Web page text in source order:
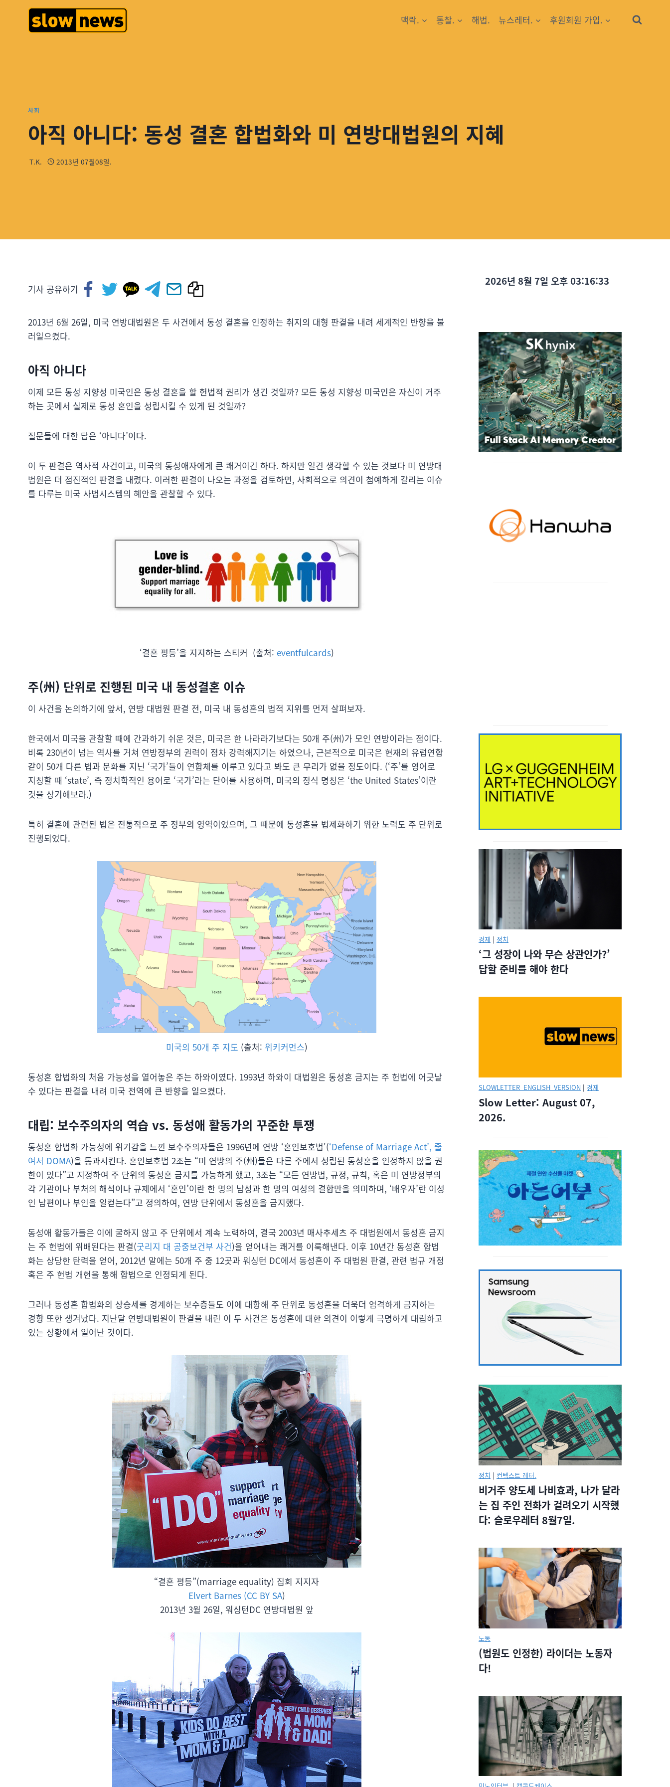
맥락. 통찰. 해법. 뉴스레터. 후원회원 가입.
사회
아직 아니다: 동성 결혼 합법화와 미 연방대법원의 지혜
T.K. 2013년 07월08일.
기사 공유하기
2013년 6월 26일, 미국 연방대법원은 두 사건에서 동성 결혼을 인정하는 취지의 대형 판결을 내려 세계적인 반향을 불
러일으켰다.
아직 아니다
이제 모든 동성 지향성 미국인은 동성 결혼을 할 헌법적 권리가 생긴 것일까? 모든 동성 지향성 미국인은 자신이 거주
하는 곳에서 실제로 동성 혼인을 성립시킬 수 있게 된 것일까?
질문들에 대한 답은 ‘아니다’이다.
이 두 판결은 역사적 사건이고, 미국의 동성애자에게 큰 쾌거이긴 하다. 하지만 일견 생각할 수 있는 것보다 미 연방대
법원은 더 점진적인 판결을 내렸다. 이러한 판결이 나오는 과정을 검토하면, 사회적으로 의견이 첨예하게 갈리는 이슈
를 다루는 미국 사법시스템의 혜안을 관찰할 수 있다.
‘결혼 평등’을 지지하는 스티커 (출처: eventfulcards)
주(州) 단위로 진행된 미국 내 동성결혼 이슈
이 사건을 논의하기에 앞서, 연방 대법원 판결 전, 미국 내 동성혼의 법적 지위를 먼저 살펴보자.
한국에서 미국을 관찰할 때에 간과하기 쉬운 것은, 미국은 한 나라라기보다는 50개 주(州)가 모인 연방이라는 점이다.
비록 230년이 넘는 역사를 거쳐 연방정부의 권력이 점차 강력해지기는 하였으나, 근본적으로 미국은 현재의 유럽연합
같이 50개 다른 법과 문화를 지닌 ‘국가’들이 연합체를 이루고 있다고 봐도 큰 무리가 없을 정도이다. (‘주’를 영어로
지칭할 때 ‘state’, 즉 정치학적인 용어로 ‘국가’라는 단어를 사용하며, 미국의 정식 명칭은 ‘the United States’이란
것을 상기해보라.)
특히 결혼에 관련된 법은 전통적으로 주 정부의 영역이었으며, 그 때문에 동성혼을 법제화하기 위한 노력도 주 단위로
진행되었다.
미국의 50개 주 지도 (출처: 위키커먼스)
동성혼 합법화의 처음 가능성을 열어놓은 주는 하와이였다. 1993년 하와이 대법원은 동성혼 금지는 주 헌법에 어긋날
수 있다는 판결을 내려 미국 전역에 큰 반향을 일으켰다.
대립: 보수주의자의 역습 vs. 동성애 활동가의 꾸준한 투쟁
동성혼 합법화 가능성에 위기감을 느낀 보수주의자들은 1996년에 연방 ‘혼인보호법'(‘Defense of Marriage Act’, 줄
여서 DOMA)을 통과시킨다. 혼인보호법 2조는 “미 연방의 주(州)들은 다른 주에서 성립된 동성혼을 인정하지 않을 권
한이 있다”고 지정하여 주 단위의 동성혼 금지를 가능하게 했고, 3조는 “모든 연방법, 규정, 규칙, 혹은 미 연방정부의
각 기관이나 부처의 해석이나 규제에서 ‘혼인’이란 한 명의 남성과 한 명의 여성의 결합만을 의미하며, ‘배우자’란 이성
인 남편이나 부인을 일컫는다”고 정의하여, 연방 단위에서 동성혼을 금지했다.
동성애 활동가들은 이에 굴하지 않고 주 단위에서 계속 노력하여, 결국 2003년 매사추세츠 주 대법원에서 동성혼 금지
는 주 헌법에 위배된다는 판결(굿리지 대 공중보건부 사건)을 얻어내는 쾌거를 이룩해낸다. 이후 10년간 동성혼 합법
화는 상당한 탄력을 얻어, 2012년 말에는 50개 주 중 12곳과 워싱턴 DC에서 동성혼이 주 대법원 판결, 관련 법규 개정
혹은 주 헌법 개헌을 통해 합법으로 인정되게 된다.
그러나 동성혼 합법화의 상승세를 경계하는 보수층들도 이에 대항해 주 단위로 동성혼을 더욱더 엄격하게 금지하는
경향 또한 생겨났다. 지난달 연방대법원이 판결을 내린 이 두 사건은 동성혼에 대한 의견이 이렇게 극명하게 대립하고
있는 상황에서 일어난 것이다.
“결혼 평등”(marriage equality) 집회 지지자
Elvert Barnes (CC BY SA)
2013년 3월 26일, 워싱턴DC 연방대법원 앞
2026년 8월 7일 오후 03:16:34
경제 | 정치
‘그 성장이 나와 무슨 상관인가?’
답할 준비를 해야 한다
SLOWLETTER_ENGLISH_VERSION | 경제
Slow Letter: August 07,
2026.
정치 | 컨텍스트 레터.
비거주 양도세 나비효과, 나가 달라
는 집 주인 전화가 걸려오기 시작했
다: 슬로우레터 8월7일.
노동
(법원도 인정한) 라이더는 노동자
다!